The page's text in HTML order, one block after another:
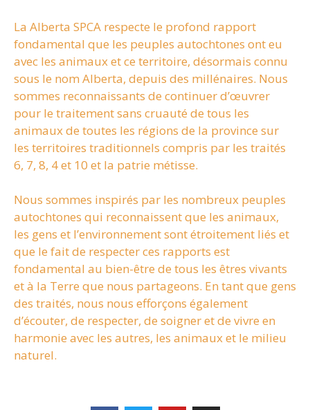
La Alberta SPCA respecte le profond rapport
fondamental que les peuples autochtones ont eu
avec les animaux et ce territoire, désormais connu
sous le nom Alberta, depuis des millénaires. Nous
sommes reconnaissants de continuer d’œuvrer
pour le traitement sans cruauté de tous les
animaux de toutes les régions de la province sur
les territoires traditionnels compris par les traités
6, 7, 8, 4 et 10 et la patrie métisse.
Nous sommes inspirés par les nombreux peuples
autochtones qui reconnaissent que les animaux,
les gens et l’environnement sont étroitement liés et
que le fait de respecter ces rapports est
fondamental au bien-être de tous les êtres vivants
et à la Terre que nous partageons. En tant que gens
des traités, nous nous efforçons également
d’écouter, de respecter, de soigner et de vivre en
harmonie avec les autres, les animaux et le milieu
naturel.